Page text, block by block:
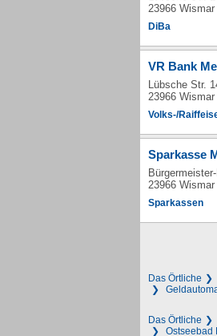
23966 Wismar
DiBa
VR Bank
Lübsche Str.
23966 Wismar
Volks-/
Sparkasse
23966 Wismar
Sparkassen
Das Örtliche
Das Örtliche
Ostseebad